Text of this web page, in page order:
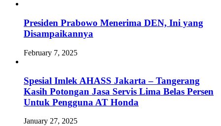
Presiden Prabowo Menerima DEN, Ini yang
Disampaikannya
February 7, 2025
Spesial Imlek AHASS Jakarta – Tangerang
Kasih Potongan Jasa Servis Lima Belas Persen
Untuk Pengguna AT Honda
January 27, 2025